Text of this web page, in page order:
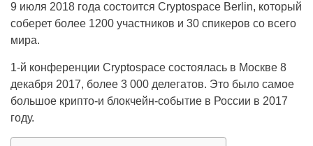
9 июля 2018 года состоится Cryptospace Berlin, который
соберет более 1200 участников и 30 спикеров со всего
мира.
1-й конференции Cryptospace состоялась в Москве 8
декабря 2017, более 3 000 делегатов. Это было самое
большое крипто-и блокчейн-событие в России в 2017
году.